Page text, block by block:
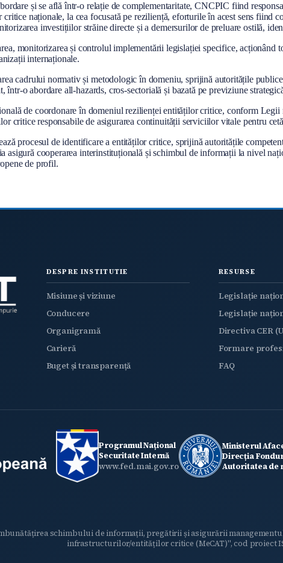
și se află într-o relație de complementaritate, CNCPIC fiind
naționale, la cea focusată pe reziliență, eforturile în acest sens fiind
investițiilor străine directe și a demersurilor de preluare ostilă,
monitorizarea și controlul implementării legislației specifice, acționând
internaționale.
cadrului normativ și metodologic în domeniu, sprijină autoritățile
într-o abordare all-hazards, cros-sectorială și bazată pe previziune
de coordonare în domeniul rezilienței entităților critice, conform
critice responsabile de asigurarea continuității serviciilor vitale pentru
procesul de identificare a entităților critice, sprijină autoritățile
asigură cooperarea interinstituțională și schimbul de informații la nivel
de profil.
DESPRE INSTITUTIE
Misiune și viziune
Conducere
Organigramă
Carieră
Buget și transparență
RESURSE
Legislație
Legislație
Directiva CER
Formare
FAQ
Programul Național
Securitate Internă
www.fed.mai.gov.ro
Ministerul
Direcția
Autoritatea de
schimbului de informații, pregătirii și asigurării
infrastructurilor/entităților critice (MeCAT)", cod proiect